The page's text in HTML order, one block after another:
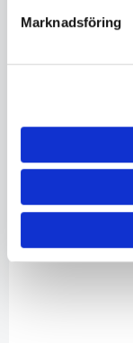
Marknadsföring
EWM09400523300000
KÖP